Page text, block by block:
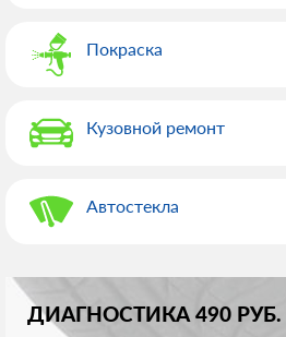
Покраска
Кузовной ремонт
Автостекла
ДИАГНОСТИКА 490 РУБ.